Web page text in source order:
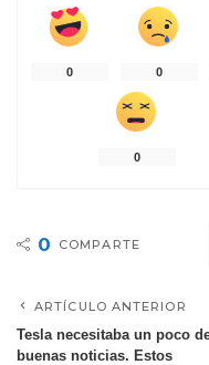
0 0
0
0 COMPARTE
ARTÍCULO ANTERIOR
Tesla necesitaba un poco
buenas noticias. Estos